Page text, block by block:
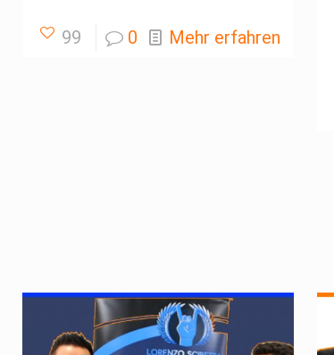
99 0 Mehr erfahren